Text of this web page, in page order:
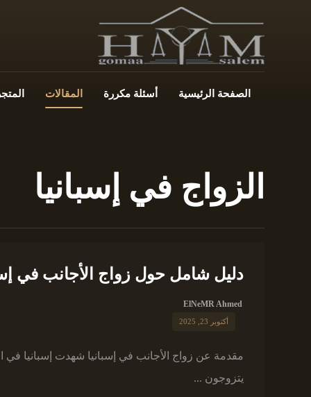
الصفحة الرئيسية أسئلة مكررة المقالات
الزواج في إسبانيا
دليل شامل حول زواج الأجانب في
ElNeMR Ahmed
أكتوبر 23, 2025
مقدمة عن زواج الأجانب في إسبانيا شهدت إسبانيا في
يتزوجون ...